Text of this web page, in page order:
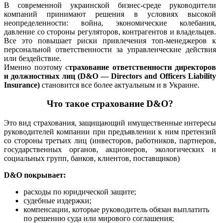
В современной украинской бизнес-среде руководители
компаний принимают решения в условиях высокой
неопределенности: война, экономические колебания,
давление со стороны регуляторов, контрагентов и владельцев.
Все это повышает риски привлечения топ-менеджеров к
персональной ответственности за управленческие действия
или бездействие.
Именно поэтому страхование ответственности директоров
и должностных лиц (D&O — Directors and Officers Liability
Insurance) становится все более актуальным и в Украине.
Что такое страхование D&O?
Это вид страхования, защищающий имущественные интересы
руководителей компании при предъявлении к ним претензий
со стороны третьих лиц (инвесторов, работников, партнеров,
государственных органов, акционеров, экологических и
социальных групп, банков, клиентов, поставщиков)
D&O покрывает:
расходы по юридической защите;
судебные издержки;
компенсации, которые руководитель обязан выплатить
по решению суда или мирового соглашения;